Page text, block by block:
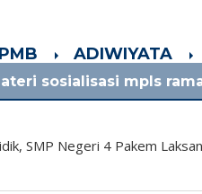
ADIWIYATA
ramah 2026 smpn 4
SMP Negeri 4 Pakem